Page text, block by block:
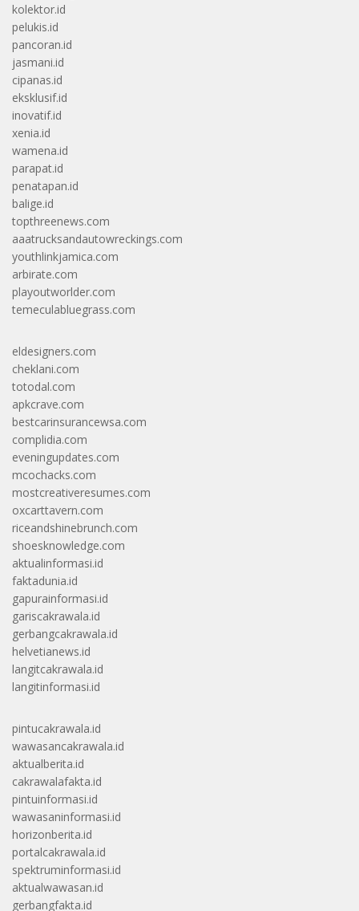
kolektor.id
pelukis.id
pancoran.id
jasmani.id
cipanas.id
eksklusif.id
inovatif.id
xenia.id
wamena.id
parapat.id
penatapan.id
balige.id
topthreenews.com
aaatrucksandautowreckings.com
youthlinkjamica.com
arbirate.com
playoutworlder.com
temeculabluegrass.com
eldesigners.com
cheklani.com
totodal.com
apkcrave.com
bestcarinsurancewsa.com
complidia.com
eveningupdates.com
mcochacks.com
mostcreativeresumes.com
oxcarttavern.com
riceandshinebrunch.com
shoesknowledge.com
aktualinformasi.id
faktadunia.id
gapurainformasi.id
gariscakrawala.id
gerbangcakrawala.id
helvetianews.id
langitcakrawala.id
langitinformasi.id
pintucakrawala.id
wawasancakrawala.id
aktualberita.id
cakrawalafakta.id
pintuinformasi.id
wawasaninformasi.id
horizonberita.id
portalcakrawala.id
spektruminformasi.id
aktualwawasan.id
gerbangfakta.id